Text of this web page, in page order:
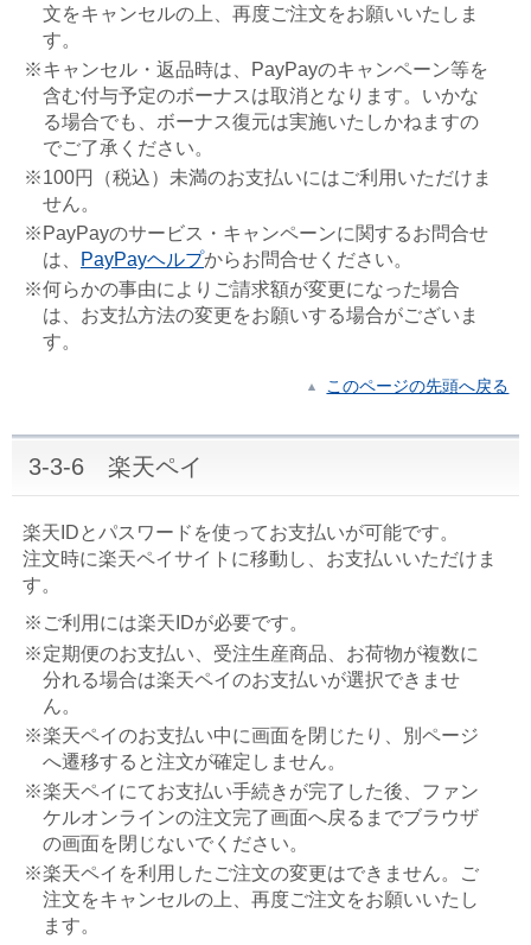
文をキャンセルの上、再度ご注文をお願いいたしま
す。
※キャンセル・返品時は、PayPayのキャンペーン等を
含む付与予定のボーナスは取消となります。いかな
る場合でも、ボーナス復元は実施いたしかねますの
でご了承ください。
※100円（税込）未満のお支払いにはご利用いただけま
せん。
※PayPayのサービス・キャンペーンに関するお問合せ
は、
PayPayヘルプからお問合せください。
※何らかの事由によりご請求額が変更になった場合
は、お支払方法の変更をお願いする場合がございま
す。
このページの先頭へ戻る
3-3-6 楽天ペイ
楽天IDとパスワードを使ってお支払いが可能です。
注文時に楽天ペイサイトに移動し、お支払いいただけま
す。
※ご利用には楽天IDが必要です。
※定期便のお支払い、受注生産商品、お荷物が複数に
分れる場合は楽天ペイのお支払いが選択できませ
ん。
※楽天ペイのお支払い中に画面を閉じたり、別ページ
へ遷移すると注文が確定しません。
※楽天ペイにてお支払い手続きが完了した後、ファン
ケルオンラインの注文完了画面へ戻るまでブラウザ
の画面を閉じないでください。
※楽天ペイを利用したご注文の変更はできません。ご
注文をキャンセルの上、再度ご注文をお願いいたし
ます。